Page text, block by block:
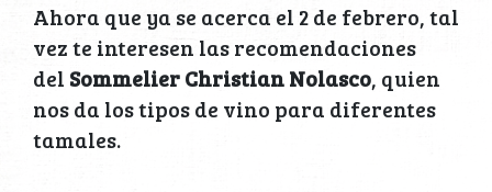
Ahora que ya se acerca el 2 de febrero, tal
vez te interesen las recomendaciones
del Sommelier Christian Nolasco, quien
nos da los tipos de vino para diferentes
tamales.